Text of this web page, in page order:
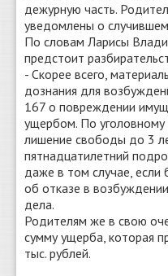
дежурную часть.
уведомлены о
По словам Ларисы
предстоит
- Скорее всего,
дознания для
167 о повреждении
ущербом. По уголовному
лишение свободы до 3
пятнадцатилетний
даже в том случае, если
об отказе в
дела.
Родителям же в свою
сумму ущерба, которая
тыс. рублей.